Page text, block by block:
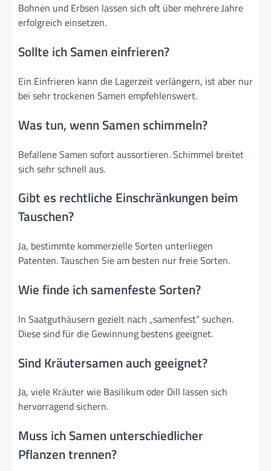
Bohnen und Erbsen lassen sich oft über mehrere Jahre
erfolgreich einsetzen.
Sollte ich Samen einfrieren?
Ein Einfrieren kann die Lagerzeit verlängern, ist aber nur
bei sehr trockenen Samen empfehlenswert.
Was tun, wenn Samen schimmeln?
Befallene Samen sofort aussortieren. Schimmel breitet
sich sehr schnell aus.
Gibt es rechtliche Einschränkungen beim
Tauschen?
Ja, bestimmte kommerzielle Sorten unterliegen
Patenten. Tauschen Sie am besten nur freie Sorten.
Wie finde ich samenfeste Sorten?
In Saatguthäusern gezielt nach „samenfest“ suchen.
Diese sind für die Gewinnung bestens geeignet.
Sind Kräutersamen auch geeignet?
Ja, viele Kräuter wie Basilikum oder Dill lassen sich
hervorragend sichern.
Muss ich Samen unterschiedlicher
Pflanzen trennen?